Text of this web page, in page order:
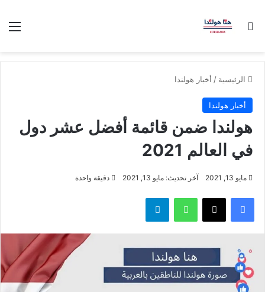
بحث عن
الرئيسية / أخبار هولندا
أخبار هولندا
هولندا ضمن قائمة أفضل عشر دول
في العالم 2021
مايو 13, 2021 آخر تحديث: مايو 13, 2021 دقيقة واحدة
فيسبوك ‫X واتساب تيلقرام